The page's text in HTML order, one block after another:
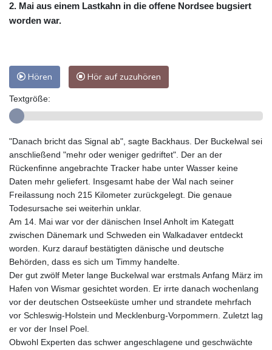
2. Mai aus einem Lastkahn in die offene Nordsee bugsiert
worden war.
Hören Hör auf zuzuhören
Textgröße:
"Danach bricht das Signal ab", sagte Backhaus. Der Buckelwal sei
anschließend "mehr oder weniger gedriftet". Der an der
Rückenfinne angebrachte Tracker habe unter Wasser keine
Daten mehr geliefert. Insgesamt habe der Wal nach seiner
Freilassung noch 215 Kilometer zurückgelegt. Die genaue
Todesursache sei weiterhin unklar.
Am 14. Mai war vor der dänischen Insel Anholt im Kategatt
zwischen Dänemark und Schweden ein Walkadaver entdeckt
worden. Kurz darauf bestätigten dänische und deutsche
Behörden, dass es sich um Timmy handelte.
Der gut zwölf Meter lange Buckelwal war erstmals Anfang März im
Hafen von Wismar gesichtet worden. Er irrte danach wochenlang
vor der deutschen Ostseeküste umher und strandete mehrfach
vor Schleswig-Holstein und Mecklenburg-Vorpommern. Zuletzt lag
er vor der Insel Poel.
Obwohl Experten das schwer angeschlagene und geschwächte